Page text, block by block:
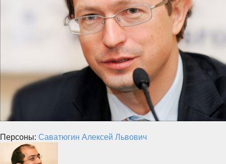
Персоны: Саватюгин Алексей Львович